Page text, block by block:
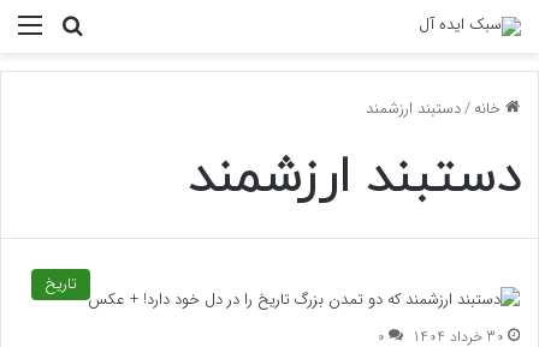
خانه/دستبند ارزشمند
دستبند ارزشمند
تاریخ
30 خرداد 1404 0